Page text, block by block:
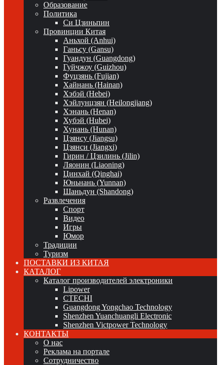
Образование
Политика
Си Цзиньпин
Провинции Китая
Аньхой (Anhui)
Ганьсу (Gansu)
Гуандун (Guangdong)
Гуйчжоу (Guizhou)
Фуцзянь (Fujian)
Хайнань (Hainan)
Хэбэй (Hebei)
Хэйлунцзян (Heilongjiang)
Хэнань (Henan)
Хубэй (Hubei)
Хунань (Hunan)
Цзянсу (Jiangsu)
Цзянси (Jiangxi)
Гирин / Цзилинь (Jilin)
Ляонин (Liaoning)
Цинхай (Qinghai)
Юньнань (Yunnan)
Шаньдун (Shandong)
Развлечения
Спорт
Видео
Игры
Юмор
Традиции
Туризм
ПОСТАВКИ ИЗ КИТАЯ
КАТАЛОГ
Каталог производителей электроники
Lipower
CTECHI
Guangdong Yongchao Technology
Shenzhen Yuanchuangli Electronic
Shenzhen Victpower Technology
КОНТАКТЫ
О нас
Реклама на портале
Сотрудничество